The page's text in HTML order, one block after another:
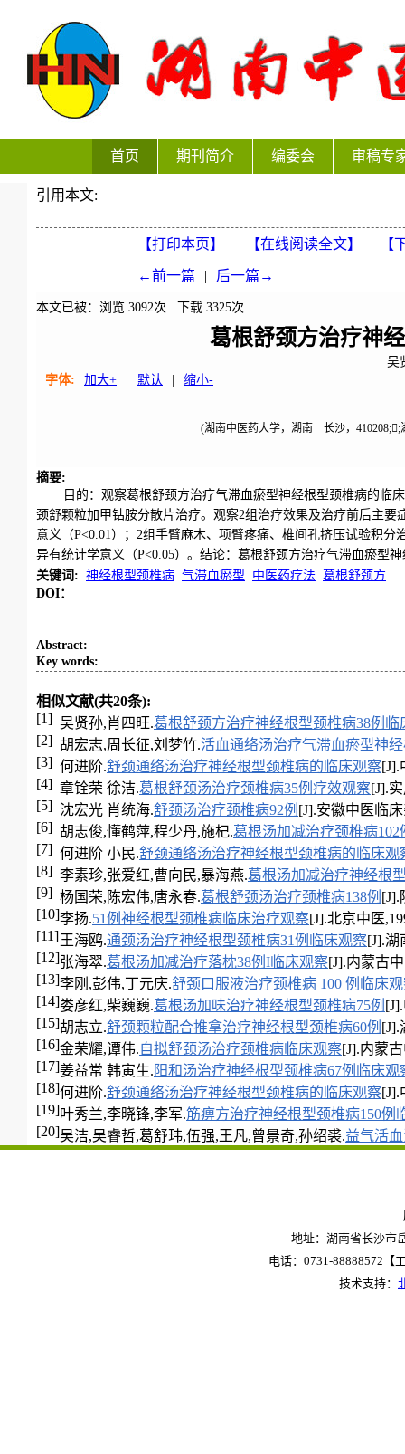
首页 期刊简介 编委会 审稿专
引用本文:
【打印本页】 【在线阅读全文】 【
←前一篇 | 后一篇→
本文已被：浏览 3092次 下载 3325次
葛根舒颈方治疗神
吴
字体:
加大+ 默认 缩小-
(湖南中医药大学，湖南 长沙，
摘要:
目的：观察葛根舒颈方治疗气滞血瘀型神经根型颈椎病的临
颈舒颗粒加甲钴胺分散片治疗。观察2组治疗效果及治疗前后主
意义（P<0.01）；2组手臂麻木、项臂疼痛、椎间孔挤压试验积
异有统计学意义（P<0.05）。结论：葛根舒颈方治疗气滞血瘀型
关键词 : 神经根型颈椎病 气滞血瘀型 中医药疗法 葛根舒颈方
DOI：
Abstract:
Key words:
相似文献(共20条):
[1] 吴贤孙,肖四旺.葛根舒颈方治疗神经根型颈椎病38例临
[2] 胡宏志,周长征,刘梦竹.活血通络汤治疗气滞血瘀型神
[3] 何进阶.舒颈通络汤治疗神经根型颈椎病的临床观察[J].
[4] 章铨荣 徐洁.葛根舒颈汤治疗颈椎病35例疗效观察[J].
[5] 沈宏光 肖统海.舒颈汤治疗颈椎病92例 [J].安徽中医临床
[6] 胡志俊,懂鹤萍,程少丹,施杞.葛根汤加减治疗颈椎病102
[7] 何进阶 小民.舒颈通络汤治疗神经根型颈椎病的临床观
[8] 李素珍,张爱红,曹向民,暴海燕.葛根汤加减治疗神经根
[9] 杨国荣,陈宏伟,唐永春.葛根舒颈汤治疗颈椎病138例 [J].
[10]李扬.51例神经根型颈椎病临床治疗观察[J].北京中医
[11]王海鸥.通颈汤治疗神经根型颈椎病31例临床观察[J].湖
[12]张海翠.葛根汤加减治疗落枕38例I临床观察[J].内蒙古
[13]李刚,彭伟,丁元庆.舒颈口服液治疗颈椎病 100 例临床
[14]娄彦红,柴巍巍.葛根汤加味治疗神经根型颈椎病75例
[15]胡志立.舒颈颗粒配合推拿治疗神经根型颈椎病60例 [J].
[16]金荣耀,谭伟.自拟舒颈汤治疗颈椎病临床观察[J].内蒙
[17]姜益常 韩寅生. 阳和汤治疗神经根型颈椎病67例临床观
[18]何进阶.舒颈通络汤治疗神经根型颈椎病的临床观察[J].
[19]叶秀兰,李晓锋,李军.筋痹方治疗神经根型颈椎病150例
[20]吴洁,吴睿哲,葛舒玮,伍强,王凡,曾景奇,孙绍裘.益气活
地址：湖南省长沙市
电话：0731-88888572【
技术支持：